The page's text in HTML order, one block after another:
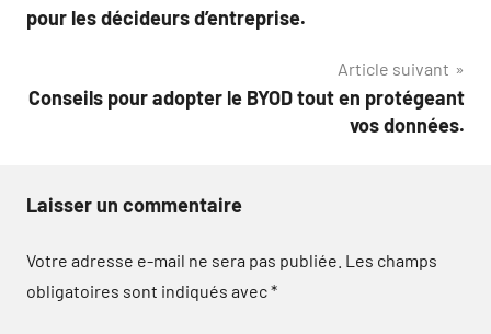
de
pour les décideurs d’entreprise.
Article suivant
Conseils pour adopter le BYOD tout en protégeant
vos données.
Laisser un commentaire
Votre adresse e-mail ne sera pas publiée. Les champs
obligatoires sont indiqués avec*